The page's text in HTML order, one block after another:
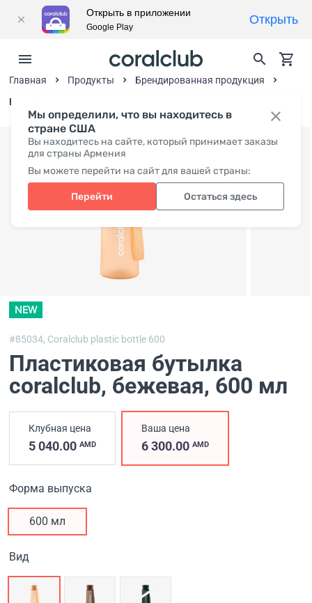
Мы определили, что вы находитесь в
стране США
Вы находитесь на сайте, который принимает заказы
для страны Армения
Вы можете перейти на сайт для вашей страны:
Перейти Остаться здесь
Главная Продукты
Брендированная продукция
Бутылки
NEW
#85034, Coralclub plastic bottle 600
Пластиковая бутылка
coralclub, бежевая, 600 мл
Клубная цена
5 040.00 AMD
Ваша цена
6 300.00AMD
Форма выпуска
600 мл
Вид
Открыть в приложении
Google Play
Открыть